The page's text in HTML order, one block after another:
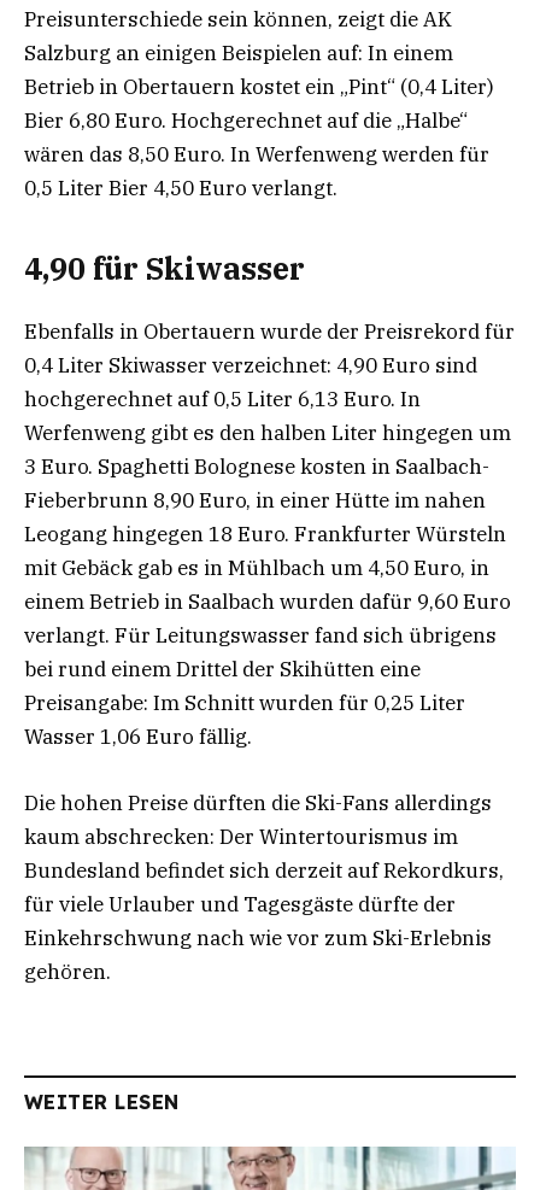
Preisunterschiede sein können, zeigt die AK
Salzburg an einigen Beispielen auf: In einem
Betrieb in Obertauern kostet ein „Pint“ (0,4 Liter)
Bier 6,80 Euro. Hochgerechnet auf die „Halbe“
wären das 8,50 Euro. In Werfenweng werden für
0,5 Liter Bier 4,50 Euro verlangt.
4,90 für Skiwasser
Ebenfalls in Obertauern wurde der Preisrekord für
0,4 Liter Skiwasser verzeichnet: 4,90 Euro sind
hochgerechnet auf 0,5 Liter 6,13 Euro. In
Werfenweng gibt es den halben Liter hingegen um
3 Euro. Spaghetti Bolognese kosten in Saalbach-
Fieberbrunn 8,90 Euro, in einer Hütte im nahen
Leogang hingegen 18 Euro. Frankfurter Würsteln
mit Gebäck gab es in Mühlbach um 4,50 Euro, in
einem Betrieb in Saalbach wurden dafür 9,60 Euro
verlangt. Für Leitungswasser fand sich übrigens
bei rund einem Drittel der Skihütten eine
Preisangabe: Im Schnitt wurden für 0,25 Liter
Wasser 1,06 Euro fällig.
Die hohen Preise dürften die Ski-Fans allerdings
kaum abschrecken: Der Wintertourismus im
Bundesland befindet sich derzeit auf Rekordkurs,
für viele Urlauber und Tagesgäste dürfte der
Einkehrschwung nach wie vor zum Ski-Erlebnis
gehören.
WEITER LESEN